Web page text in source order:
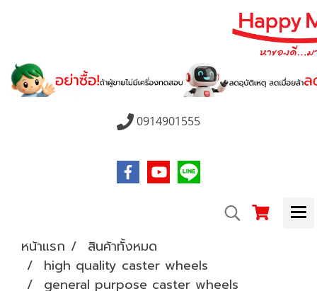
0914901555
หน้าแรก
สินค้าทั้งหมด
high quality caster wheels
general purpose caster wheels